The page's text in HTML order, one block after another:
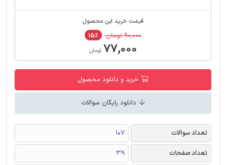
قیمت خرید این محصول
۹۰,۰۰۰ تومان ۱۵٪
۷۷,۰۰۰ تومان
خرید و دانلود محصول
دانلود رایگان سوالات
تعداد سوالات
107
تعداد صفحات
39